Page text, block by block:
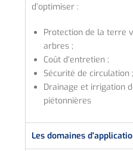
d’optimiser :
Protection de la terre
arbres ;
Coût d’entretien ;
Sécurité de circulation ;
Drainage et irrigation
piétonnières
Les domaines